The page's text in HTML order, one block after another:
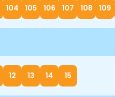
104 105 106 107 108 109
12 13 14 15